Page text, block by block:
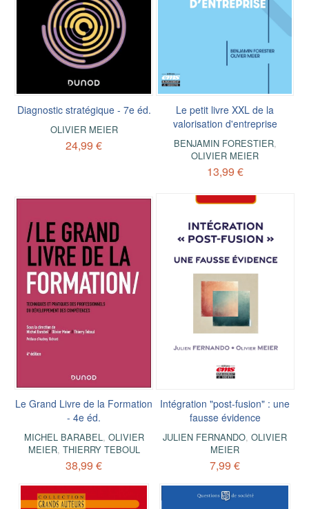
Diagnostic stratégique - 7e éd.
OLIVIER MEIER
24,99 €
Le petit livre XXL de la
valorisation d'entreprise
BENJAMIN FORESTIER,
OLIVIER MEIER
13,99 €
Le Grand Livre de la Formation
- 4e éd.
MICHEL BARABEL, OLIVIER
MEIER, THIERRY TEBOUL
38,99 €
Intégration "post-fusion" : une
fausse évidence
JULIEN FERNANDO,OLIVIER
MEIER
7,99 €